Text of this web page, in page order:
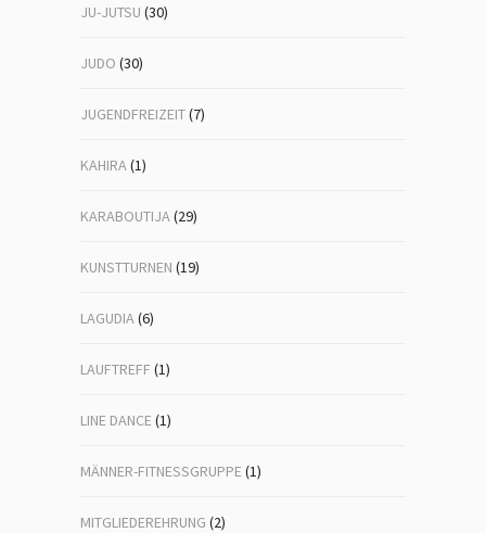
JU-JUTSU (30)
JUDO (30)
JUGENDFREIZEIT(7)
KAHIRA(1)
KARABOUTIJA(29)
KUNSTTURNEN (19)
LAGUDIA(6)
LAUFTREFF (1)
LINE DANCE(1)
MÄNNER-FITNESSGRUPPE(1)
MITGLIEDEREHRUNG (2)